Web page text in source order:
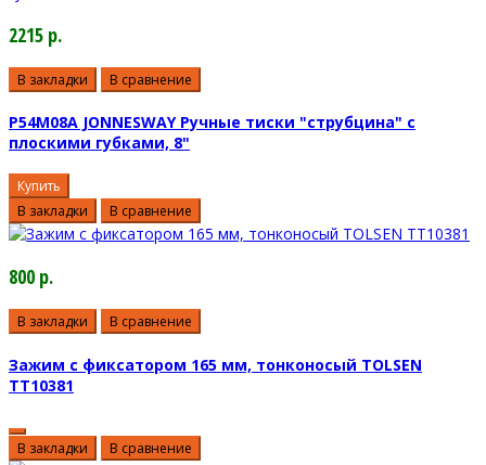
2215 р.
В закладки В сравнение
P54M08A JONNESWAY Ручные тиски "струбцина" с
плоскими губками, 8"
Купить
В закладки
В сравнение
800 р.
В закладки В сравнение
Зажим с фиксатором 165 мм, тонконосый TOLSEN
TT10381
В закладки В сравнение